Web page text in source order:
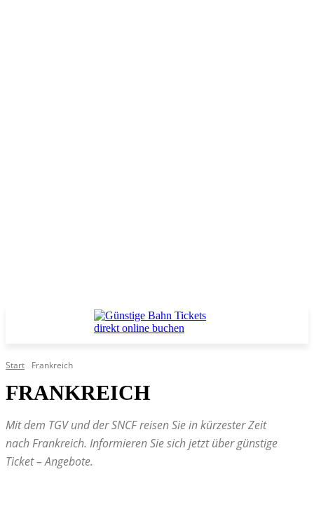
Start Frankreich
FRANKREICH
Mit dem TGV und der SNCF reisen Sie in kürzester Zeit
nach Frankreich. Informieren Sie sich jetzt über günstige
Ticket – Angebote.